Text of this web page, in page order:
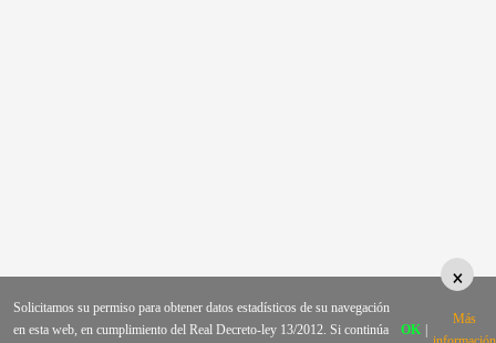
×
Solicitamos su permiso para obtener datos estadísticos de su navegación
en esta web, en cumplimiento del Real Decreto-ley 13/2012. Si continúa
OK
Más